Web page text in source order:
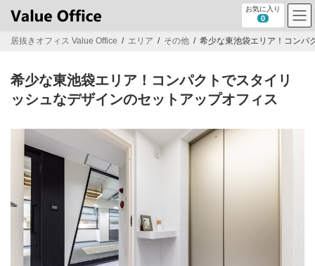
お気に入り
0
居抜きオフィス Value Office エリア その他 希少な東池袋エリア！コンパ
希少な東池袋エリア！コンパクトでスタイリ
ッシュなデザインのセットアップオフィス